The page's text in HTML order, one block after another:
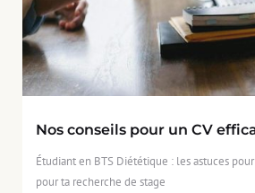
Nos conseils pour un CV
Étudiant en BTS Diététique : les astuces
pour ta recherche de stage